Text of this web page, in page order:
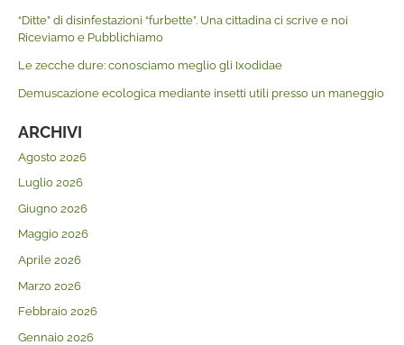
“Ditte” di disinfestazioni “furbette”. Una cittadina ci scrive e noi
Riceviamo e Pubblichiamo
Le zecche dure: conosciamo meglio gli Ixodidae
Demuscazione ecologica mediante insetti utili presso un maneggio
ARCHIVI
Agosto 2026
Luglio 2026
Giugno 2026
Maggio 2026
Aprile 2026
Marzo 2026
Febbraio 2026
Gennaio 2026